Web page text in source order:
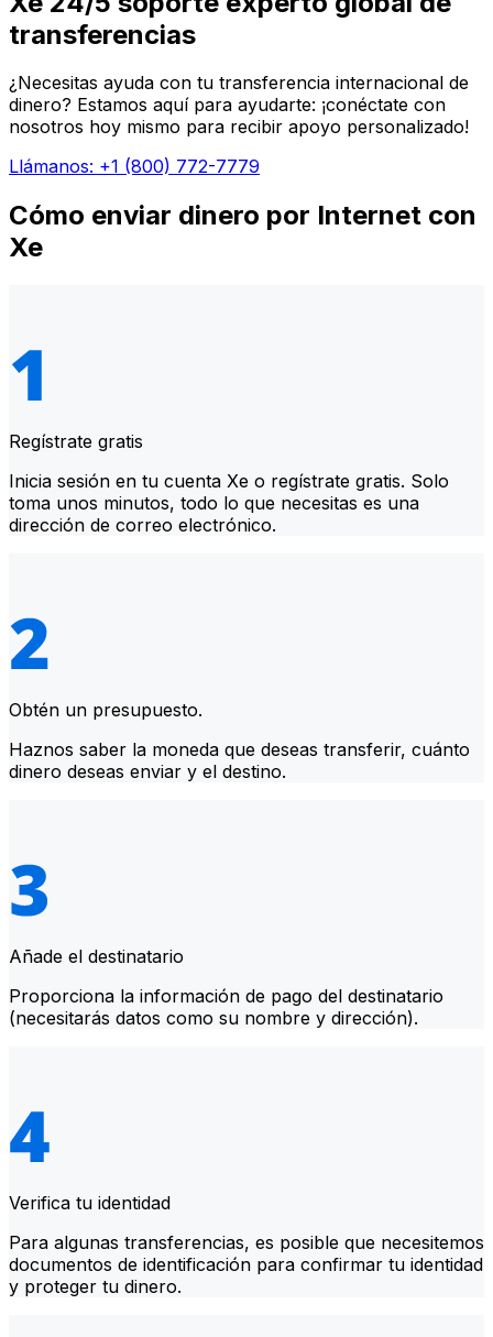
transferencias
¿Necesitas ayuda con tu transferencia internacional de
dinero? Estamos aquí para ayudarte: ¡conéctate con
nosotros hoy mismo para recibir apoyo personalizado!
Llámanos: +1 (800) 772-7779
Cómo enviar dinero por Internet con
Xe
Regístrate gratis
Inicia sesión en tu cuenta Xe o regístrate gratis. Solo
toma unos minutos, todo lo que necesitas es una
dirección de correo electrónico.
Obtén un presupuesto.
Haznos saber la moneda que deseas transferir, cuánto
dinero deseas enviar y el destino.
Añade el destinatario
Proporciona la información de pago del destinatario
(necesitarás datos como su nombre y dirección).
Verifica tu identidad
Para algunas transferencias, es posible que necesitemos
documentos de identificación para confirmar tu identidad
y proteger tu dinero.